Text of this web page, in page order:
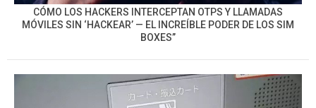
CÓMO LOS HACKERS INTERCEPTAN OTPS Y LLAMADAS
MÓVILES SIN ‘HACKEAR’ — EL INCREÍBLE PODER DE LOS SIM
BOXES”